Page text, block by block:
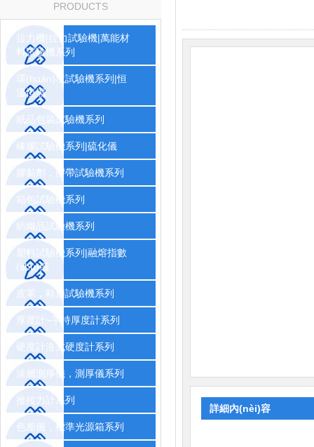
PRODUCTS
拉力機|拉力試驗機|萬能材
料試驗機系列
環(huán)境試驗機系列|恒
溫恒濕
紙品包裝試驗機系列
橡膠試驗機系列|硫化儀
膠黏劑，膠帶試驗機系列
箱包試驗機系列
紡織品試驗機系列
塑料試驗機系列|融熔指數
(shù)儀
皮革，鞋類試驗機系列
厚度計~手持厚度計系列
硬度計洛式硬度計系列
涂層測厚儀，測厚儀系列
推拉力計系列
色差儀，標準光源箱系列
詳細內(nèi)容